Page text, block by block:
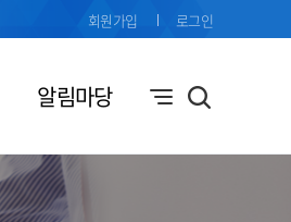
알림마당
회원가입 로그인